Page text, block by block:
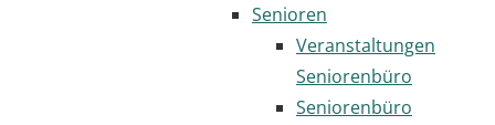
Senioren
Veranstaltungen
Seniorenbüro
Seniorenbüro